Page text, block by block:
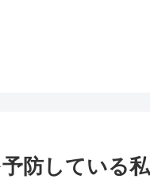
防している私